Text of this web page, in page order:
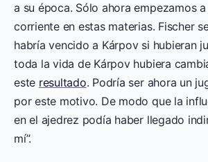
a su época. Sólo ahora empezamos
corriente en estas materias. Fischer
habría vencido a Kárpov si hubieran
toda la vida de Kárpov hubiera
este resultado. Podría ser ahora un
por este motivo. De modo que la
en el ajedrez podía haber llegado
mí”.